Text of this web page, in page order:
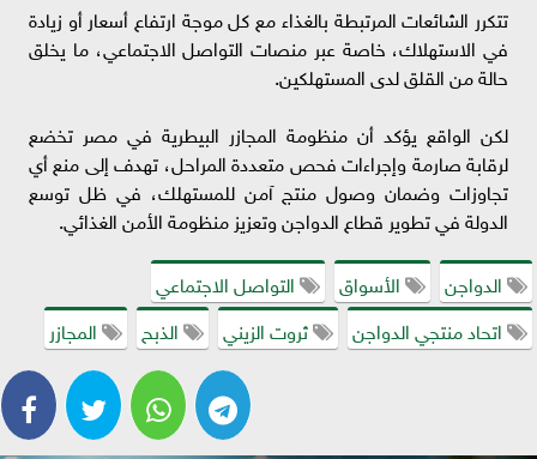
تتكرر الشائعات المرتبطة بالغذاء مع كل موجة ارتفاع أسعار أو زيادة
في الاستهلاك، خاصة عبر منصات التواصل الاجتماعي، ما يخلق
حالة من القلق لدى المستهلكين.
لكن الواقع يؤكد أن منظومة المجازر البيطرية في مصر تخضع
لرقابة صارمة وإجراءات فحص متعددة المراحل، تهدف إلى منع أي
تجاوزات وضمان وصول منتج آمن للمستهلك، في ظل توسع
الدولة في تطوير قطاع الدواجن وتعزيز منظومة الأمن الغذائي.
الدواجن
الأسواق
التواصل الاجتماعي
اتحاد منتجي الدواجن
ثروت الزيني الذبح المجازر